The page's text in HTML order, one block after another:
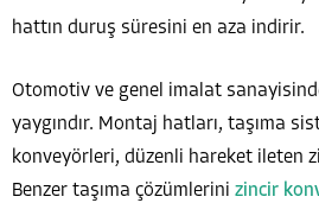
hattın duruş süresini en aza indirir.
Otomotiv ve genel imalat
yaygındır. Montaj hatları, taşıma
konveyörleri, düzenli hareket ileten
Benzer taşıma çözümlerini zincir